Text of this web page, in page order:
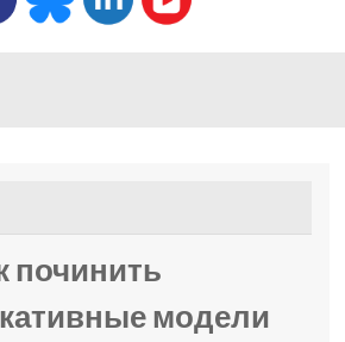
починить
модели